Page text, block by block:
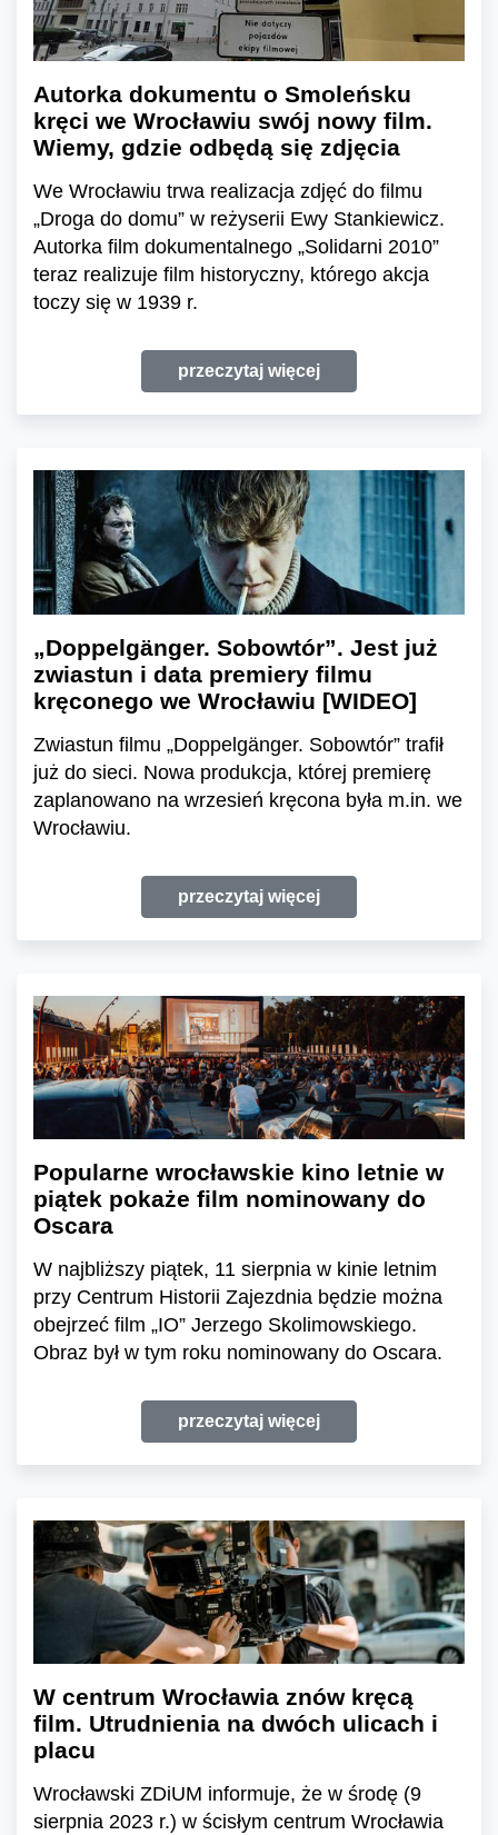
Autorka dokumentu o Smoleńsku
kręci we Wrocławiu swój nowy film.
Wiemy, gdzie odbędą się zdjęcia
We Wrocławiu trwa realizacja zdjęć do filmu
„Droga do domu” w reżyserii Ewy Stankiewicz.
Autorka film dokumentalnego „Solidarni 2010”
teraz realizuje film historyczny, którego akcja
toczy się w 1939 r.
przeczytaj więcej
„Doppelgänger. Sobowtór”. Jest już
zwiastun i data premiery filmu
kręconego we Wrocławiu [WIDEO]
Zwiastun filmu „Doppelgänger. Sobowtór” trafił
już do sieci. Nowa produkcja, której premierę
zaplanowano na wrzesień kręcona była m.in. we
Wrocławiu.
przeczytaj więcej
Popularne wrocławskie kino letnie w
piątek pokaże film nominowany do
Oscara
W najbliższy piątek, 11 sierpnia w kinie letnim
przy Centrum Historii Zajezdnia będzie można
obejrzeć film „IO” Jerzego Skolimowskiego.
Obraz był w tym roku nominowany do Oscara.
przeczytaj więcej
W centrum Wrocławia znów kręcą
film. Utrudnienia na dwóch ulicach i
placu
Wrocławski ZDiUM informuje, że w środę (9
sierpnia 2023 r.) w ścisłym centrum Wrocławia